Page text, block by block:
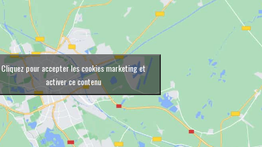
Cliquez pour accepter les cookies marketing et
activer ce contenu